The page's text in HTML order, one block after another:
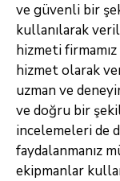
ve güvenli bir
kullanılarak
hizmeti
hizmet olarak
uzman ve
ve doğru bir
incelemeleri de
faydalanmanız
ekipmanlar